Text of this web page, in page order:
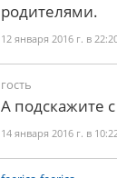
родителями.
12 января 2016 г. в
гость
А подскажите
14 января 2016 г. в